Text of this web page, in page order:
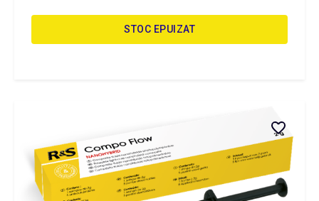
STOC EPUIZAT